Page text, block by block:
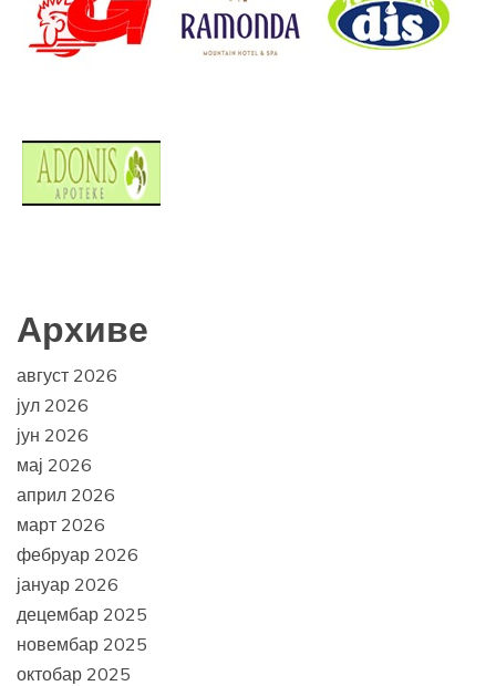
Архиве
август 2026
јул 2026
јун 2026
мај 2026
април 2026
март 2026
фебруар 2026
јануар 2026
децембар 2025
новембар 2025
октобар 2025